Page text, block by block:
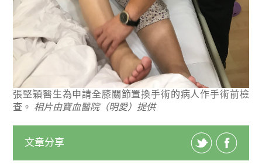
張堅穎醫生為申請全膝關節置換手術的病人作手術前檢
查。 相片由寶血醫院（明愛）提供
文章分享